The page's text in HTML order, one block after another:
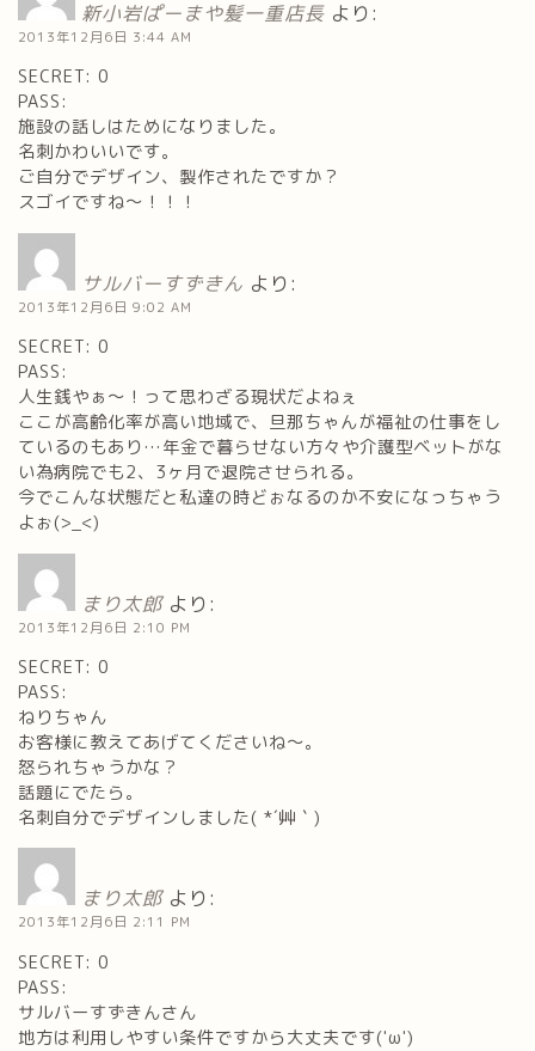
新小岩ぱーまや髪一重店長 より:
2013年12月6日 3:44 AM
SECRET: 0
PASS:
施設の話しはためになりました。
名刺かわいいです。
ご自分でデザイン、製作されたですか？
スゴイですね～！！！
サルバーすずきん より:
2013年12月6日 9:02 AM
SECRET: 0
PASS:
人生銭やぁ～！って思わざる現状だよねぇ
ここが高齢化率が高い地域で、旦那ちゃんが福祉の仕事をし
ているのもあり…年金で暮らせない方々や介護型ベットがな
い為病院でも2、3ヶ月で退院させられる。
今でこんな状態だと私達の時どぉなるのか不安になっちゃう
よぉ(>_<)
まり太郎 より:
2013年12月6日 2:10 PM
SECRET: 0
PASS:
ねりちゃん
お客様に教えてあげてくださいね～。
怒られちゃうかな？
話題にでたら。
名刺自分でデザインしました( *´艸｀)
まり太郎 より:
2013年12月6日 2:11 PM
SECRET: 0
PASS:
サルバーすずきんさん
地方は利用しやすい条件ですから大丈夫です('ω')